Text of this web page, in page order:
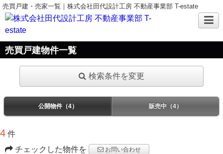
売買戸建・売家一覧｜株式会社田代設計工房 不動産事業部 T-estate
売買戸建物件一覧
検索条件を変更
公開物件（4） 販売中（4）
4 件
チェックした物件を
お問い合わせ